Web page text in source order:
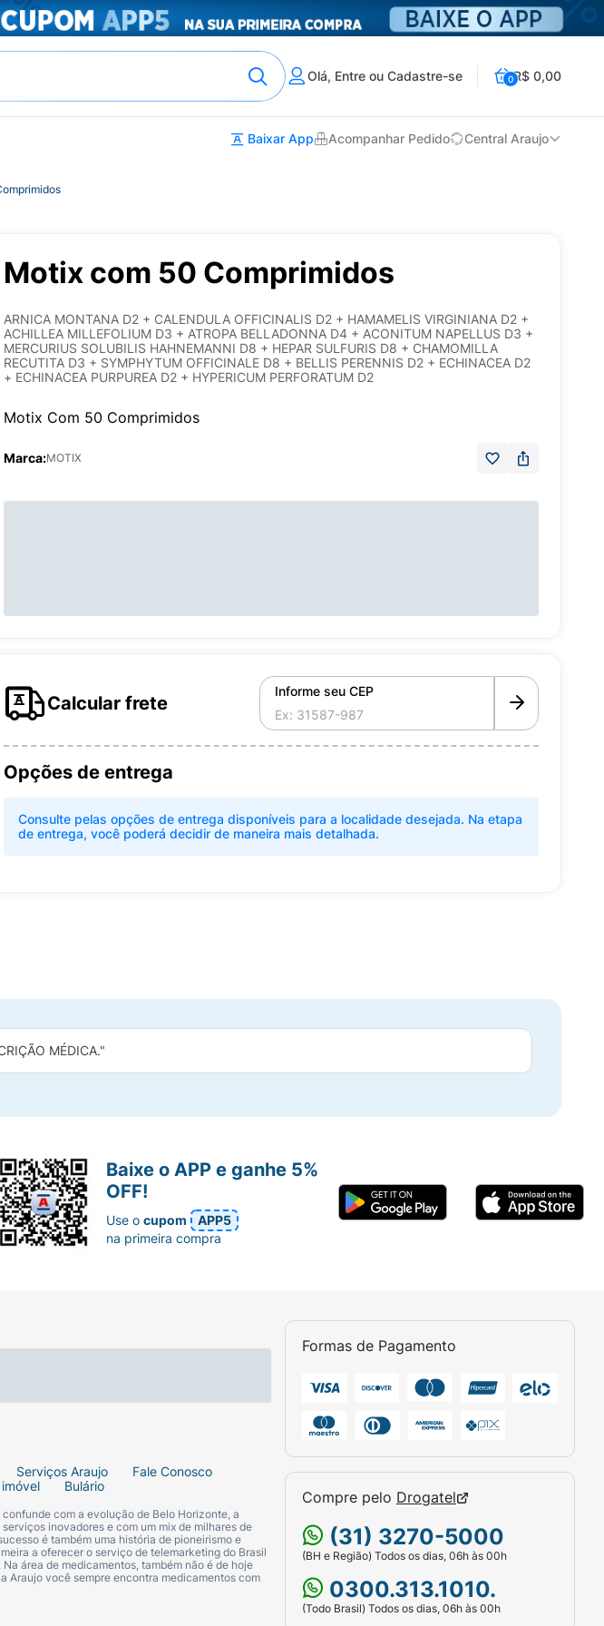
Olá, Entre ou Cadastre-se 0R$ 0,00
Baixar App Acompanhar Pedido Central Araujo
Motix com 50 Comprimidos
ARNICA MONTANA D2 + CALENDULA OFFICINALIS D2 + HAMAMELIS VIRGINIANA D2 +
ACHILLEA MILLEFOLIUM D3 + ATROPA BELLADONNA D4 + ACONITUM NAPELLUS D3 +
MERCURIUS SOLUBILIS HAHNEMANNI D8 + HEPAR SULFURIS D8 + CHAMOMILLA
RECUTITA D3 + SYMPHYTUM OFFICINALE D8 + BELLIS PERENNIS D2 + ECHINACEA D2
+ ECHINACEA PURPUREA D2 + HYPERICUM PERFORATUM D2
Motix Com 50 Comprimidos
Marca:MOTIX
Calcular frete
Informe seu CEP
Opções de entrega
Consulte pelas opções de entrega disponíveis para a localidade desejada. Na etapa
de entrega, você poderá decidir de maneira mais detalhada.
MÉDICA."
Serviços Araujo
Fale Conosco
Bulário
com a evolução de Belo Horizonte, a
inovadores e com um mix de milhares de
é também uma história de pioneirismo e
a oferecer o serviço de telemarketing do Brasil
área de medicamentos, também não é de hoje
Araujo você sempre encontra medicamentos com
Formas de Pagamento
Compre pelo Drogatel
(31) 3270-5000
(BH e Região) Todos os dias, 06h às 00h
0300.313.1010.
(Todo Brasil) Todos os dias, 06h às 00h
Baixe o APP e ganhe 5%
OFF!
Use ocupom
APP5
na primeira compra